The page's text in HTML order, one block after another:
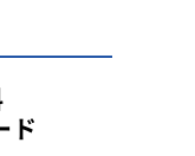
ド